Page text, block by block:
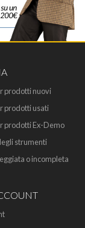
prodotti nuovi
prodotti usati
prodotti Ex-Demo
strumenti
o incompleta